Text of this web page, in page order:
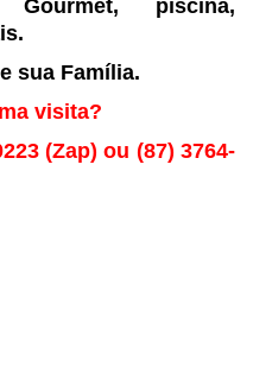
piscina,
sua Família.
visita?
(Zap) ou (87) 3764-